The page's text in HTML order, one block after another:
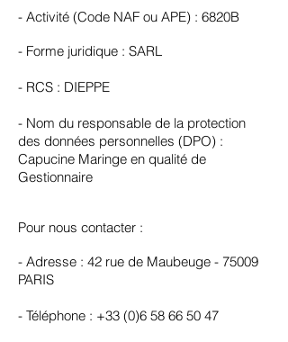
- Activité (Code NAF ou APE) : 6820B
- Forme juridique : SARL
- RCS : DIEPPE
- Nom du responsable de la protection
des données personnelles (DPO) :
Capucine Maringe en qualité de
Gestionnaire
Pour nous contacter :
- Adresse : 42 rue de Maubeuge - 75009
PARIS
- Téléphone : +33 (0)6 58 66 50 47